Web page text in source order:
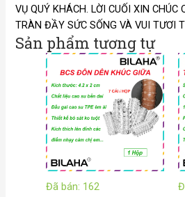
VỤ QUÝ KHÁCH. LỜI CUỐI XIN CHÚC
TRÀN ĐẦY SỨC SỐNG VÀ VUI TƯƠI
Sản phẩm tương tự
Đã bán: 162